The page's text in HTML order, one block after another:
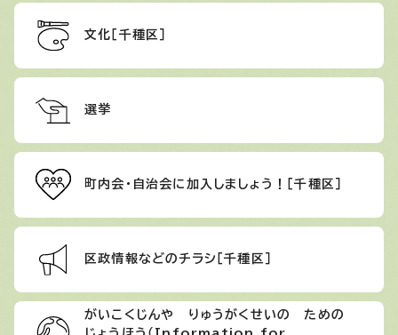
文化［千種区］
選挙
町内会・自治会に加入しましょう！［千種区］
区政情報などのチラシ［千種区］
がいこくじんや りゅうがくせいの ための